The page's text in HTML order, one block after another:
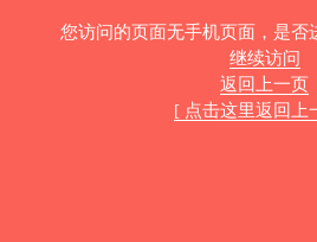
您访问的页面无手机页面，是否
继续访问
返回上一页
[ 点击这里返回上